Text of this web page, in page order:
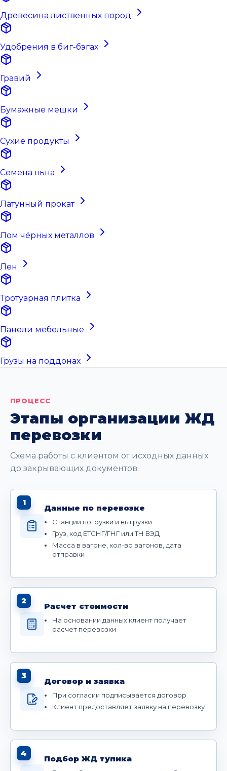
Древесина лиственных пород
Удобрения в биг-бэгах
Гравий
Бумажные мешки
Сухие продукты
Семена льна
Латунный прокат
Лом чёрных металлов
Лен
Тротуарная плитка
Панели мебельные
Грузы на поддонах
ПРОЦЕСС
Этапы организации ЖД
перевозки
Схема работы с клиентом от исходных данных
до закрывающих документов.
1
Данные по перевозке
Станции погрузки и выгрузки
Груз, код ЕТСНГ/ГНГ или ТН ВЭД
Масса в вагоне, кол-во вагонов, дата
отправки
2
Расчет стоимости
На основании данных клиент получает
расчет перевозки
3
Договор и заявка
При согласии подписывается договор
Клиент предоставляет заявку на перевозку
4
Подбор ЖД тупика